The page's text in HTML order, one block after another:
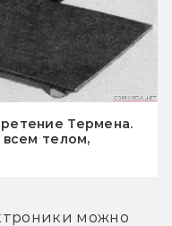
Термена.
телом,
можно